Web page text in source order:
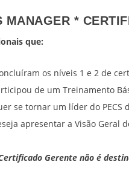
MANAGER *
que:
os níveis 1 e 2 de
de um Treinamento
se tornar um líder do
apresentar a Visão Geral
Certificado Gerente não é